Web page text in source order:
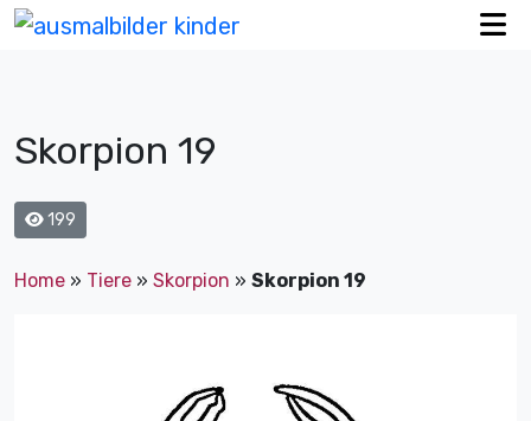
Skorpion 19
199
Home » Tiere » Skorpion » Skorpion 19